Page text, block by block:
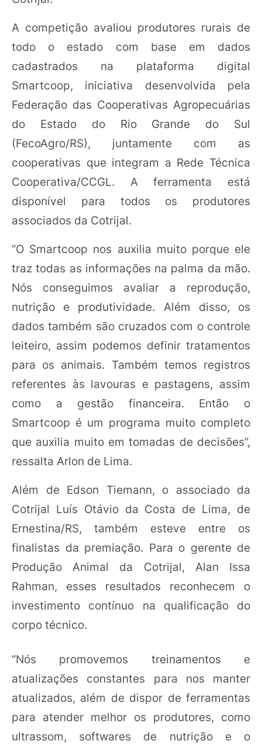
A competição avaliou produtores rurais de
todo o estado com base em dados
cadastrados na plataforma digital
Smartcoop, iniciativa desenvolvida pela
Federação das Cooperativas Agropecuárias
do Estado do Rio Grande do Sul
(FecoAgro/RS), juntamente com as
cooperativas que integram a Rede Técnica
Cooperativa/CCGL. A ferramenta está
disponível para todos os produtores
associados da Cotrijal.
“O Smartcoop nos auxilia muito porque ele
traz todas as informações na palma da mão.
Nós conseguimos avaliar a reprodução,
nutrição e produtividade. Além disso, os
dados também são cruzados com o controle
leiteiro, assim podemos definir tratamentos
para os animais. Também temos registros
referentes às lavouras e pastagens, assim
como a gestão financeira. Então o
Smartcoop é um programa muito completo
que auxilia muito em tomadas de decisões”,
ressalta Arlon de Lima.
Além de Edson Tiemann, o associado da
Cotrijal Luís Otávio da Costa de Lima, de
Ernestina/RS, também esteve entre os
finalistas da premiação. Para o gerente de
Produção Animal da Cotrijal, Alan Issa
Rahman, esses resultados reconhecem o
investimento contínuo na qualificação do
corpo técnico.
“Nós promovemos treinamentos e
atualizações constantes para nos manter
atualizados, além de dispor de ferramentas
para atender melhor os produtores, como
ultrassom, softwares de nutrição e o